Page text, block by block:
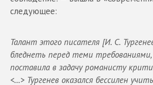
следующее:
Талант этого писателя [И. С.
бледнеть перед теми
поставила в задачу романисту
<...> Тургенев оказался бессилен